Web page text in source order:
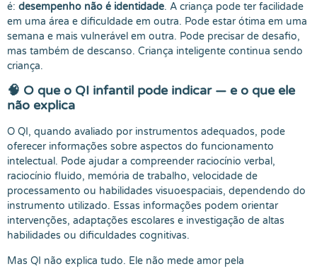
é: desempenho não é identidade. A criança pode ter facilidade
em uma área e dificuldade em outra. Pode estar ótima em uma
semana e mais vulnerável em outra. Pode precisar de desafio,
mas também de descanso. Criança inteligente continua sendo
criança.
🧠 O que o QI infantil pode indicar — e o que ele
não explica
O QI, quando avaliado por instrumentos adequados, pode
oferecer informações sobre aspectos do funcionamento
intelectual. Pode ajudar a compreender raciocínio verbal,
raciocínio fluido, memória de trabalho, velocidade de
processamento ou habilidades visuoespaciais, dependendo do
instrumento utilizado. Essas informações podem orientar
intervenções, adaptações escolares e investigação de altas
habilidades ou dificuldades cognitivas.
Mas QI não explica tudo. Ele não mede amor pela